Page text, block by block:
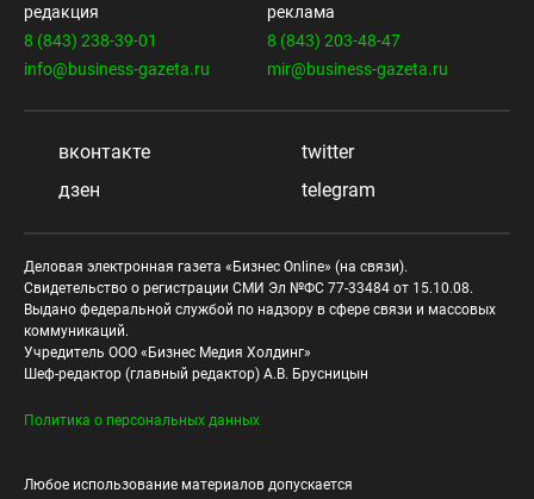
редакция
8 (843) 238-39-01
info@business-gazeta.ru
реклама
8 (843) 203-48-47
mir@business-gazeta.ru
вконтакте
twitter
дзен
telegram
Деловая электронная газета «Бизнес Online» (на связи).
Свидетельство о регистрации СМИ Эл №ФС 77-33484 от 15.10.08.
Выдано федеральной службой по надзору в сфере связи и массовых
коммуникаций.
Учредитель ООО «Бизнес Медия Холдинг»
Шеф-редактор (главный редактор) А.В. Брусницын
Политика о персональных данных
Любое использование материалов допускается